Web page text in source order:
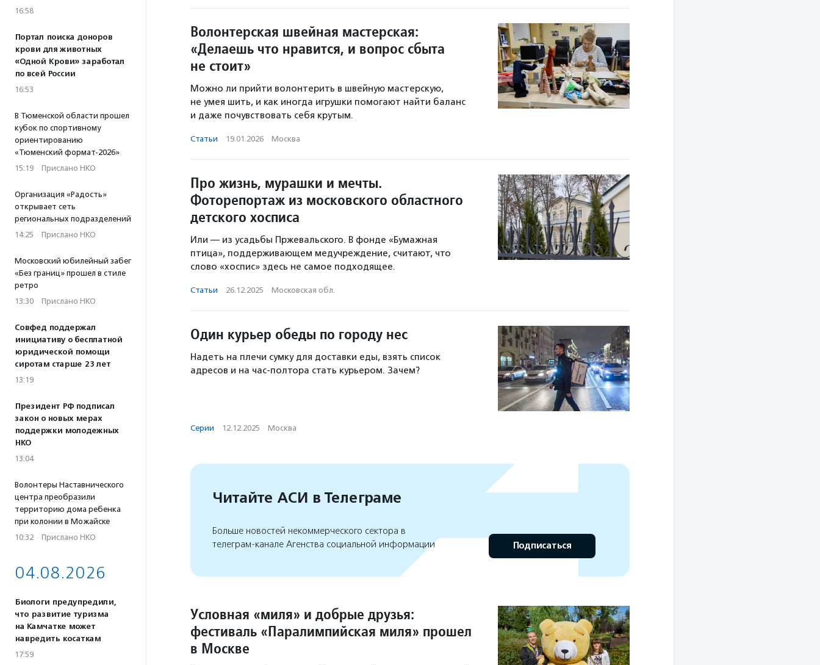
16:58
Портал поиска доноров
крови для животных
«Одной Крови» заработал
по всей России
16:53
В Тюменской области прошел
кубок по спортивному
ориентированию
«Тюменский формат-2026»
15:19 · Прислано НКО
Организация «Радость»
открывает сеть
региональных подразделений
14:25 · Прислано НКО
Московский юбилейный забег
«Без границ» прошел в стиле
ретро
13:30 · Прислано НКО
Совфед поддержал
инициативу о бесплатной
юридической помощи
сиротам старше 23 лет
13:19
Президент РФ подписал
закон о новых мерах
поддержки молодежных
НКО
13:04
Волонтеры Наставнического
центра преобразили
территорию дома ребенка
при колонии в Можайске
10:32 · Прислано НКО
04.08.2026
Биологи предупредили,
что развитие туризма
на Камчатке может
навредить косаткам
17:59
Волонтерская швейная мастерская:
«Делаешь что нравится, и вопрос сбыта
не стоит»
Можно ли прийти волонтерить в швейную мастерскую,
не умея шить, и как иногда игрушки помогают найти баланс
и даже почувствовать себя крутым.
Статьи · 19.01.2026 · Москва
Про жизнь, мурашки и мечты.
Фоторепортаж из московского областного
детского хосписа
Или — из усадьбы Пржевальского. В фонде «Бумажная
птица», поддерживающем медучреждение, считают, что
слово «хоспис» здесь не самое подходящее.
Статьи · 26.12.2025 · Московская обл.
Один курьер обеды по городу нес
Надеть на плечи сумку для доставки еды, взять список
адресов и на час-полтора стать курьером. Зачем?
Серии · 12.12.2025 · Москва
Читайте АСИ в Телеграме
Больше новостей некоммерческого сектора в
телеграм-канале Агенства социальной информации
Подписаться
Условная «миля» и добрые друзья:
фестиваль «Паралимпийская миля» прошел
в Москве